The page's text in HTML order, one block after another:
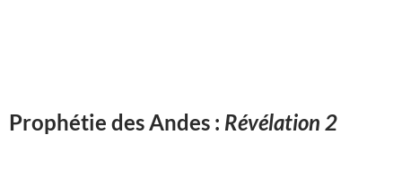
Prophétie des Andes : Révélation 2